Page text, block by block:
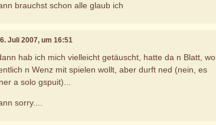
brauchst schon alle glaub ich
Juli 2007, um 16:51
hab ich mich vielleicht getäuscht, hatte da n Blatt, wo
n Wenz mit spielen wollt, aber durft ned (nein, es
a solo gspuit)...
sorry....